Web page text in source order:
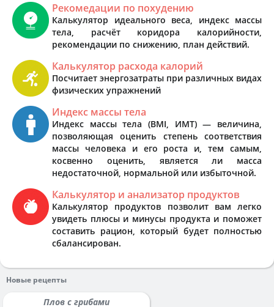
Рекомедации по похудению
Калькулятор идеального веса, индекс массы
тела, расчёт коридора калорийности,
рекомендации по снижению, план действий.
Калькулятор расхода калорий
Посчитает энергозатраты при различных видах
физических упражнений
Индекс массы тела
Индекс массы тела (BMI, ИМТ) — величина,
позволяющая оценить степень соответствия
массы человека и его роста и, тем самым,
косвенно оценить, является ли масса
недостаточной, нормальной или избыточной.
Калькулятор и анализатор продуктов
Калькулятор продуктов позволит вам легко
увидеть плюсы и минусы продукта и поможет
составить рацион, который будет полностью
сбалансирован.
Новые рецепты
Плов с грибами